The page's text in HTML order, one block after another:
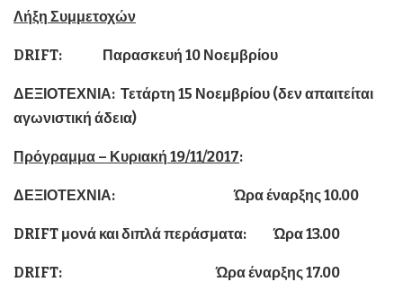
Λήξη Συμμετοχών
DRIFT: Παρασκευή 10 Νοεμβρίου
ΔΕΞΙΟΤΕΧΝΙΑ: Τετάρτη 15 Νοεμβρίου (δεν απαιτείται
αγωνιστική άδεια)
Πρόγραμμα – Κυριακή 19/11/2017:
ΔΕΞΙΟΤΕΧΝΙΑ: Ώρα έναρξης 10.00
DRIFT μονά και διπλά περάσματα: Ώρα 13.00
DRIFT: Ώρα έναρξης 17.00